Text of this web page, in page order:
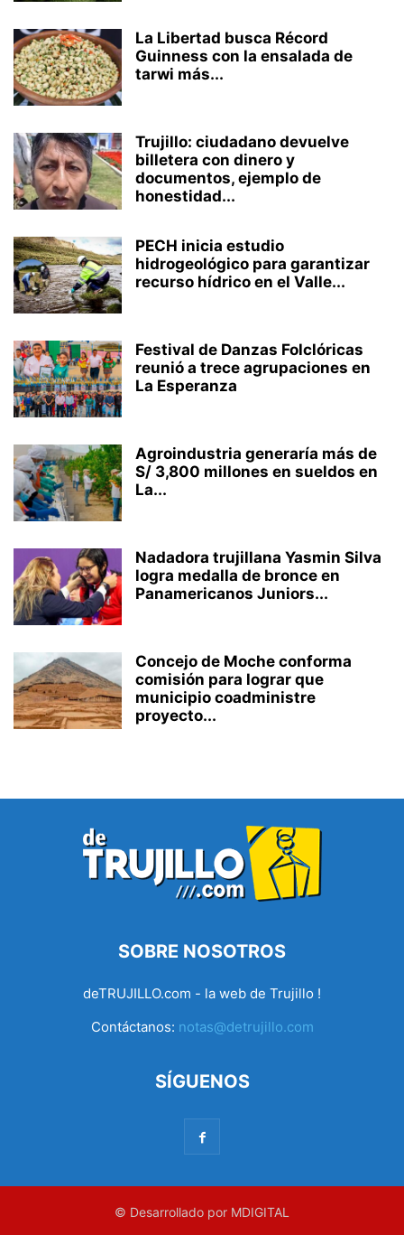
La Libertad busca Récord
Guinness con la ensalada de
tarwi más...
Trujillo: ciudadano devuelve
billetera con dinero y
documentos, ejemplo de
honestidad...
PECH inicia estudio
hidrogeológico para garantizar
recurso hídrico en el Valle...
Festival de Danzas Folclóricas
reunió a trece agrupaciones en
La Esperanza
Agroindustria generaría más de
S/ 3,800 millones en sueldos en
La...
Nadadora trujillana Yasmin Silva
logra medalla de bronce en
Panamericanos Juniors...
Concejo de Moche conforma
comisión para lograr que
municipio coadministre
proyecto...
SOBRE NOSOTROS
deTRUJILLO.com - la web de Trujillo !
Contáctanos: notas@detrujillo.com
SÍGUENOS
© Desarrollado por MDIGITAL